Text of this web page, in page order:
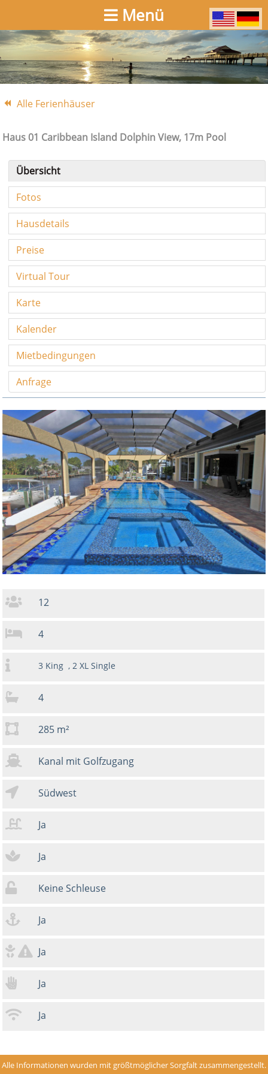
Menü
Alle Ferienhäuser
Haus 01 Caribbean Island Dolphin View, 17m Pool
Übersicht
Fotos
Hausdetails
Preise
Virtual Tour
Karte
Kalender
Mietbedingungen
Anfrage
12
4
3 King , 2 XL Single
4
285 m²
Kanal mit Golfzugang
Südwest
Ja
Ja
Keine Schleuse
Ja
Ja
Ja
Ja
Alle Informationen wurden mit größtmöglicher Sorgfalt zusammengestellt.